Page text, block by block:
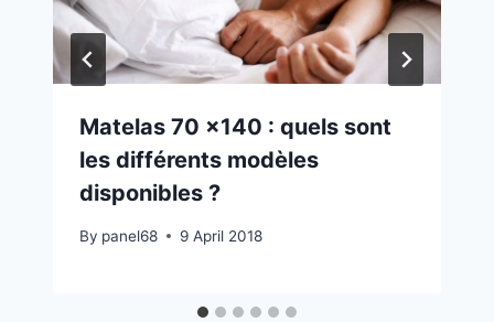
Matelas 70 x140 : quels sont
les différents modèles
disponibles ?
By panel68 9 April 2018